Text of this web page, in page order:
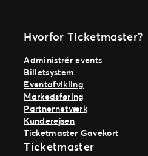
Hvorfor Ticketmaster?
Administrér events
Billetsystem
Eventafvikling
Markedsføring
Partnernetværk
Kunderejsen
Ticketmaster Gavekort
Ticketmaster